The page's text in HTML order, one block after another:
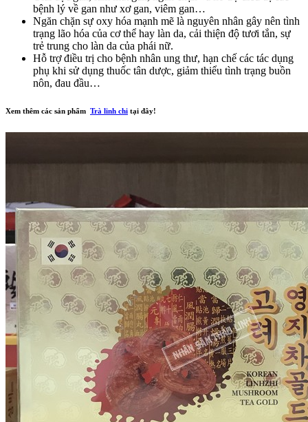
bệnh lý về gan như xơ gan, viêm gan…
Ngăn chặn sự oxy hóa mạnh mẽ là nguyên nhân gây nên tình
trạng lão hóa của cơ thể hay làn da, cải thiện độ tươi tắn, sự
trẻ trung cho làn da của phái nữ.
Hỗ trợ điều trị cho bệnh nhân ung thư, hạn chế các tác dụng
phụ khi sử dụng thuốc tân dược, giảm thiểu tình trạng buồn
nôn, đau đầu…
Xem thêm các sản phẩm Trà linh chi tại đây!